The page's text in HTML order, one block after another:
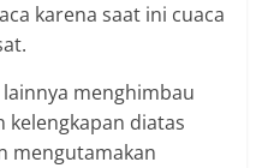
karena saat ini cuaca
menghimbau
kelengkapan diatas
mengutamakan